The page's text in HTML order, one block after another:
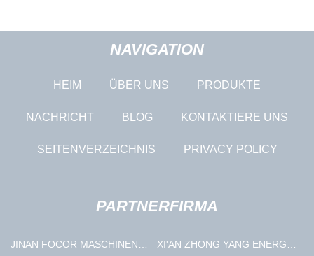
NAVIGATION
HEIM ÜBER UNS PRODUKTE
NACHRICHT BLOG KONTAKTIERE UNS
SEITENVERZEICHNIS PRIVACY POLICY
PARTNERFIRMA
JINAN FOCOR MASCHINEN
XI'AN ZHONG YANG ENERGIE